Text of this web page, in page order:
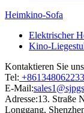
Heimkino-Sofa
Elektrischer
Kino-
Kontaktieren Sie uns
Tel:
E-Mail:
Adresse:13. Straße
Longgang,